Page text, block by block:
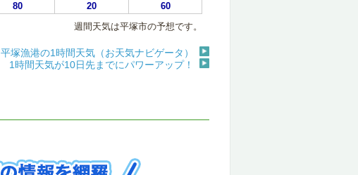
80 20
60
週間天気は平塚市の予想です。
平塚漁港の1時間天気（お天気ナビゲータ）
1時間天気が10日先までにパワーアップ！